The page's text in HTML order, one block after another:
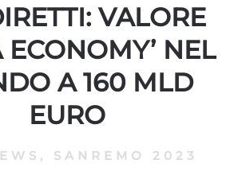
VALORE
ECONOMY’ NEL
A 160 MLD
EURO
, SANREMO 2023